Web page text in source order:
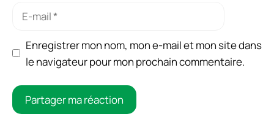
Enregistrer mon nom, mon e-mail et mon site dans
le navigateur pour mon prochain commentaire.